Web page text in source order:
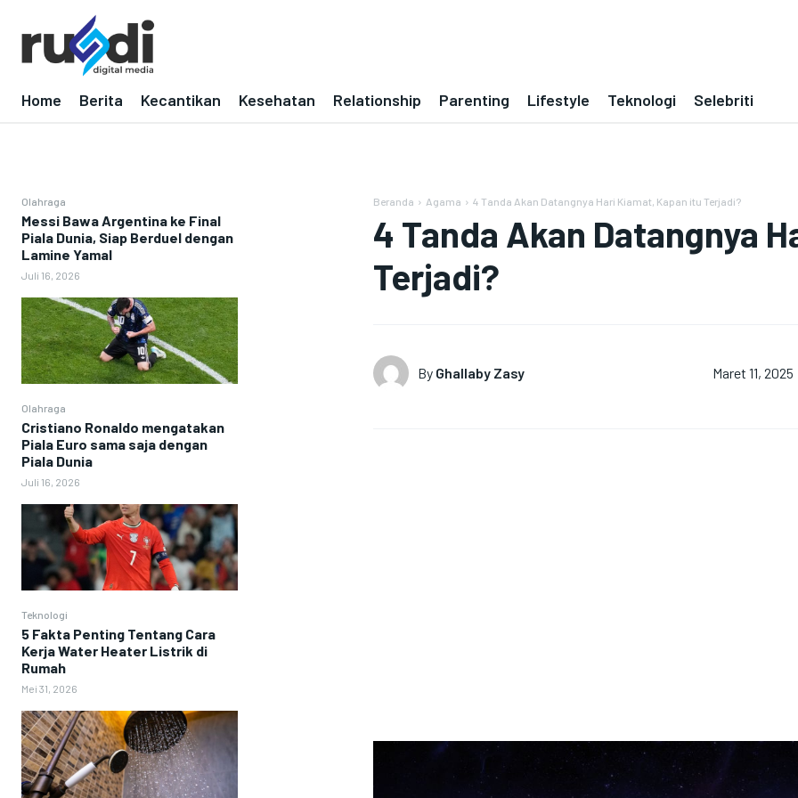
Home Berita Kecantikan Kesehatan Relationship Parenting Lifestyle Teknologi Selebriti
Olahraga
Messi Bawa Argentina ke Final
Piala Dunia, Siap Berduel dengan
Lamine Yamal
Juli 16, 2026
Olahraga
Cristiano Ronaldo mengatakan
Piala Euro sama saja dengan
Piala Dunia
Juli 16, 2026
Teknologi
5 Fakta Penting Tentang Cara
Kerja Water Heater Listrik di
Rumah
Mei 31, 2026
Beranda Agama 4 Tanda Akan Datangnya Hari Kiamat, Kapan itu Terjadi?
4 Tanda Akan Datangnya
Terjadi?
By Ghallaby Zasy Maret 11, 2025